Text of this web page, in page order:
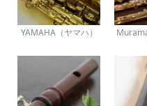
YAMAHA（ヤマハ）